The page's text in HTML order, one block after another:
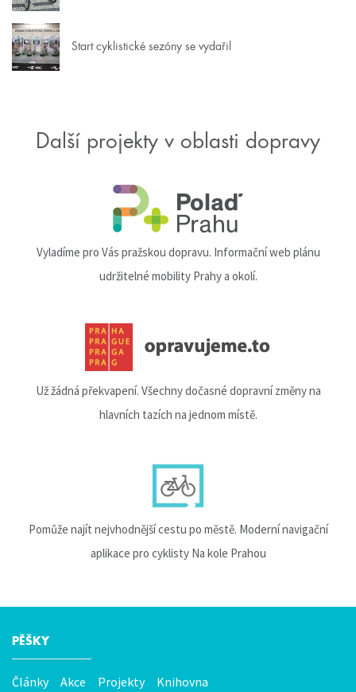
Start cyklistické sezóny se vydařil
Další projekty v oblasti dopravy
Vyladíme pro Vás pražskou dopravu. Informační web plánu
udržitelné mobility Prahy a okolí.
Už žádná překvapení. Všechny dočasné dopravní změny na
hlavních tazích na jednom místě.
Pomůže najít nejvhodnější cestu po městě. Moderní navigační
aplikace pro cyklisty Na kole Prahou
Hlavní
menu
PĚŠKY
Články Akce Projekty Knihovna